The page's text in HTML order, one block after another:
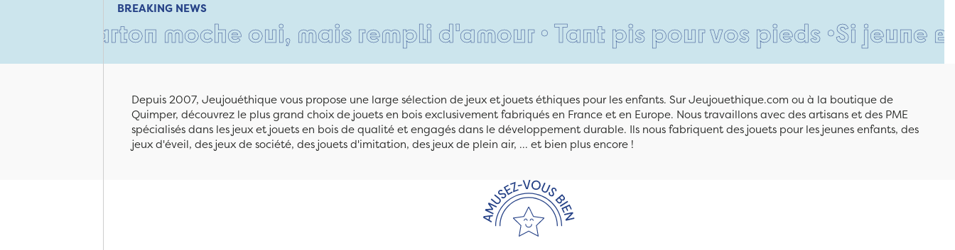
BREAKING NEWS
moche oui, mais rempli d'amour • Tant pis pour vos pieds •Si jeune et déjà
Depuis 2007, Jeujouéthique vous propose une large sélection de jeux et jouets éthiques pour les enfants. Sur Jeujouethique.com ou à la boutique de
Quimper, découvrez le plus grand choix de jouets en bois exclusivement fabriqués en France et en Europe. Nous travaillons avec des artisans et des PME
spécialisés dans les jeux et jouets en bois de qualité et engagés dans le développement durable. Ils nous fabriquent des jouets pour les jeunes enfants, des
jeux d'éveil, des jeux de société, des jouets d'imitation, des jeux de plein air, ... et bien plus encore !